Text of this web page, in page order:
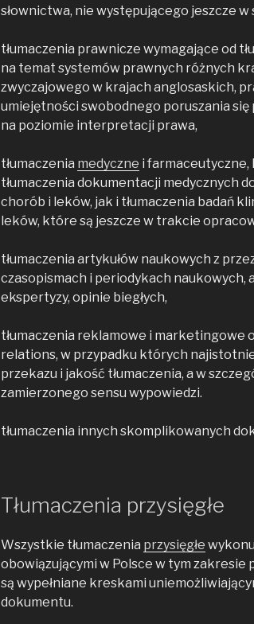
słownictwa, nie występującego jeszcze w
tłumaczenia prawnicze wymagające od
na temat systemów prawnych różnych
zwyczajowego w krajach anglosaskich,
umiejętności swobodnego poruszania
na poziomie interpretacji prawa,
tłumaczenia medyczne i
tłumaczenia dokumentacji medycznych
chorób i leków, jak i tłumaczenia badań
leków, które są jeszcze w trakcie
tłumaczenia artykułów naukowych z
czasopismach i periodykach naukowych,
ekspertyzy, opinie biegłych,
tłumaczenia reklamowe i marketingowe
relations, w przypadku których
przekazu i jakość tłumaczenia, a w
zamierzonego sensu wypowiedzi.
tłumaczenia innych skomplikowanych
Tłumaczenia przysięgłe
Wszystkie tłumaczenia przysięgłe
obowiązującymi w Polsce w tym zakresie
są wypełniane kreskami
dokumentu.